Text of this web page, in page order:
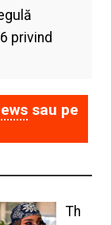
privind
sau pe
Th